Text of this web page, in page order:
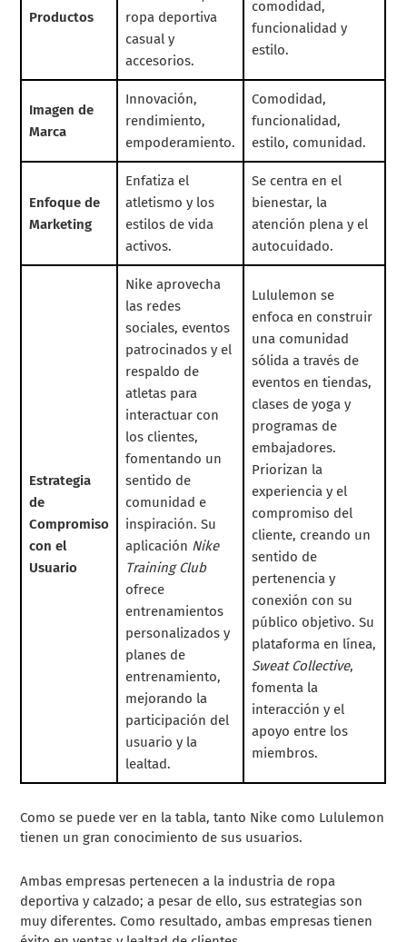
Productos
ropa deportiva
casual y
accesorios.
comodidad,
funcionalidad y
estilo.
Imagen de
Marca
Innovación,
rendimiento,
empoderamiento.
Comodidad,
funcionalidad,
estilo, comunidad.
Enfoque de
Marketing
Enfatiza el
atletismo y los
estilos de vida
activos.
Se centra en el
bienestar, la
atención plena y el
autocuidado.
Estrategia
de
Compromiso
con el
Usuario
Nike aprovecha
las redes
sociales, eventos
patrocinados y el
respaldo de
atletas para
interactuar con
los clientes,
fomentando un
sentido de
comunidad e
inspiración. Su
aplicación Nike
Training Club
ofrece
entrenamientos
personalizados y
planes de
entrenamiento,
mejorando la
participación del
usuario y la
lealtad.
Lululemon se
enfoca en construir
una comunidad
sólida a través de
eventos en tiendas,
clases de yoga y
programas de
embajadores.
Priorizan la
experiencia y el
compromiso del
cliente, creando un
sentido de
pertenencia y
conexión con su
público objetivo. Su
plataforma en línea,
Sweat Collective,
fomenta la
interacción y el
apoyo entre los
miembros.
Como se puede ver en la tabla, tanto Nike como Lululemon
tienen un gran conocimiento de sus usuarios.
Ambas empresas pertenecen a la industria de ropa
deportiva y calzado; a pesar de ello, sus estrategias son
muy diferentes. Como resultado, ambas empresas tienen